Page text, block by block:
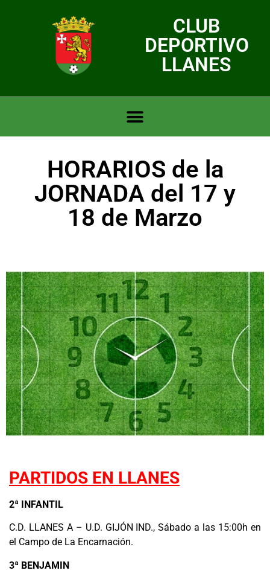
CLUB
DEPORTIVO
LLANES
HORARIOS de la
JORNADA del 17 y
18 de Marzo
PARTIDOS EN LLANES
2ª INFANTIL
C.D. LLANES A – U.D. GIJÓN IND., Sábado a las 15:00h en
el Campo de La Encarnación.
3ª BENJAMIN